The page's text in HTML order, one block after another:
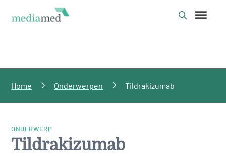
Home Onderwerpen Tildrakizumab
ONDERWERP
Tildrakizumab